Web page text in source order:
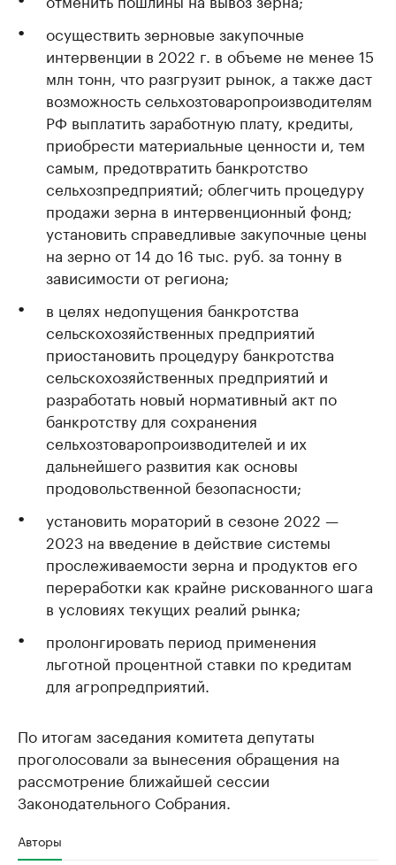
осуществить зерновые закупочные
интервенции в 2022 г. в объеме не менее 15
млн тонн, что разгрузит рынок, а также даст
возможность сельхозтоваропроизводителям
РФ выплатить заработную плату, кредиты,
приобрести материальные ценности и, тем
самым, предотвратить банкротство
сельхозпредприятий; облегчить процедуру
продажи зерна в интервенционный фонд;
установить справедливые закупочные цены
на зерно от 14 до 16 тыс. руб. за тонну в
зависимости от региона;
в целях недопущения банкротства
сельскохозяйственных предприятий
приостановить процедуру банкротства
сельскохозяйственных предприятий и
разработать новый нормативный акт по
банкротству для сохранения
сельхозтоваропроизводителей и их
дальнейшего развития как основы
продовольственной безопасности;
установить мораторий в сезоне 2022 —
2023 на введение в действие системы
прослеживаемости зерна и продуктов его
переработки как крайне рискованного шага
в условиях текущих реалий рынка;
пролонгировать период применения
льготной процентной ставки по кредитам
для агропредприятий.
По итогам заседания комитета депутаты
проголосовали за вынесения обращения на
рассмотрение ближайшей сессии
Законодательного Собрания.
Авторы